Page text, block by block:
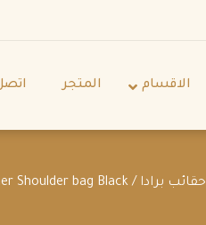
الاقسام المتجر
حقائب برادا / Prada Spectrum Nappa Leather Shoulder bag Black